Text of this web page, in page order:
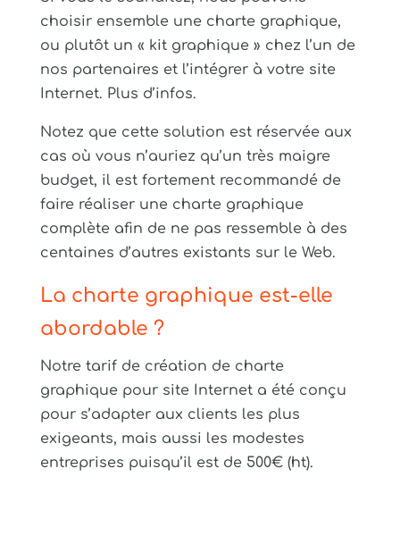
choisir ensemble une charte graphique,
ou plutôt un « kit graphique » chez l’un de
nos partenaires et l’intégrer à votre site
Internet. Plus d’infos.
Notez que cette solution est réservée aux
cas où vous n’auriez qu’un très maigre
budget, il est fortement recommandé de
faire réaliser une charte graphique
complète afin de ne pas ressemble à des
centaines d’autres existants sur le Web.
La charte graphique est-elle
abordable ?
Notre tarif de création de charte
graphique pour site Internet a été conçu
pour s’adapter aux clients les plus
exigeants, mais aussi les modestes
entreprises puisqu’il est de 500€ (ht).